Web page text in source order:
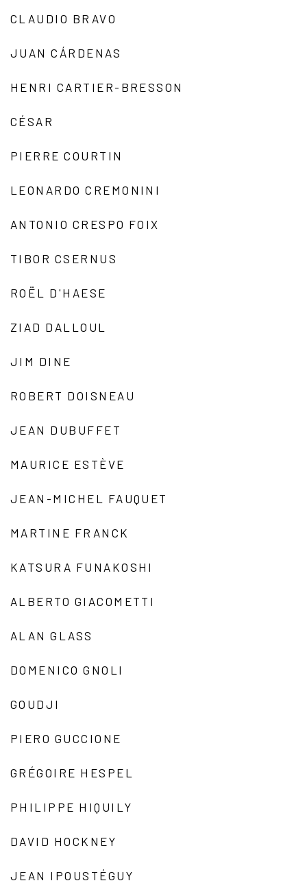
CLAUDIO BRAVO
JUAN CÁRDENAS
HENRI CARTIER-BRESSON
CÉSAR
PIERRE COURTIN
LEONARDO CREMONINI
ANTONIO CRESPO FOIX
TIBOR CSERNUS
ROËL D'HAESE
ZIAD DALLOUL
JIM DINE
ROBERT DOISNEAU
JEAN DUBUFFET
MAURICE ESTÈVE
JEAN-MICHEL FAUQUET
MARTINE FRANCK
KATSURA FUNAKOSHI
ALBERTO GIACOMETTI
ALAN GLASS
DOMENICO GNOLI
GOUDJI
PIERO GUCCIONE
GRÉGOIRE HESPEL
PHILIPPE HIQUILY
DAVID HOCKNEY
JEAN IPOUSTÉGUY